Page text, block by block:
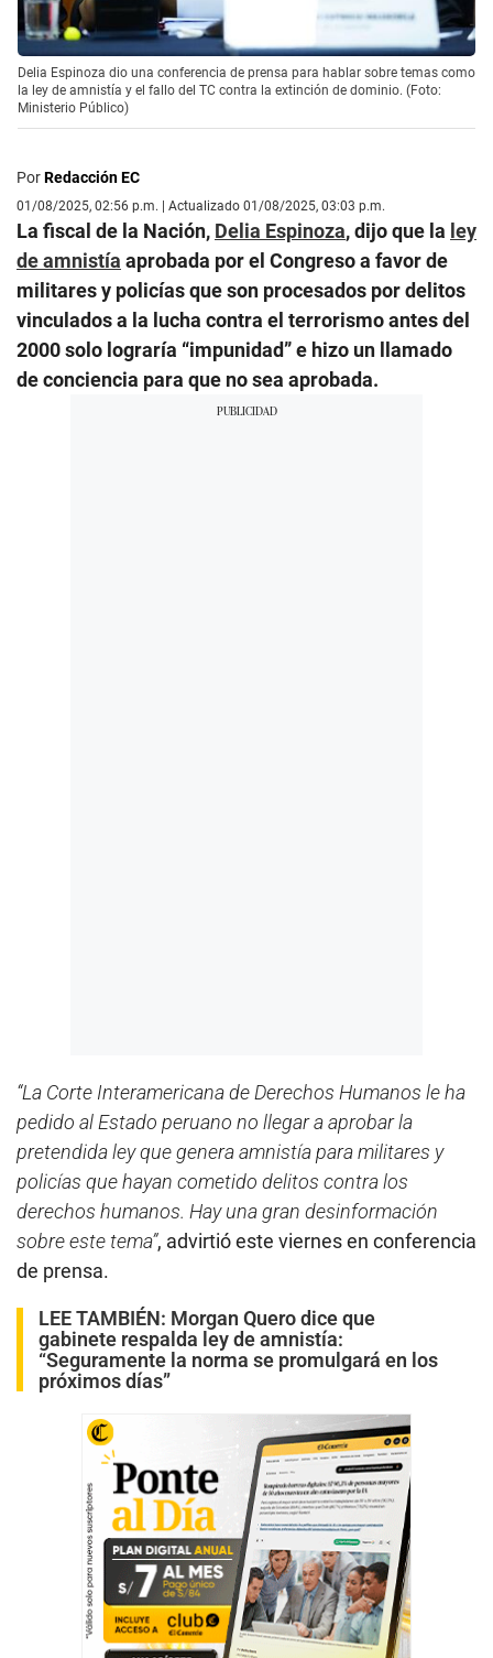
Delia Espinoza dio una conferencia de prensa para hablar sobre temas como
la ley de amnistía y el fallo del TC contra la extinción de dominio. (Foto:
Ministerio Público)
PorRedacción EC
01/08/2025, 02:56 p.m. | Actualizado 01/08/2025, 03:03 p.m.
La fiscal de la Nación, Delia Espinoza, dijo que la ley
de amnistía aprobada por el Congreso a favor de
militares y policías que son procesados por delitos
vinculados a la lucha contra el terrorismo antes del
2000 solo lograría “impunidad” e hizo un llamado
de conciencia para que no sea aprobada.
“La Corte Interamericana de Derechos Humanos le ha
pedido al Estado peruano no llegar a aprobar la
pretendida ley que genera amnistía para militares y
policías que hayan cometido delitos contra los
derechos humanos. Hay una gran desinformación
sobre este tema”, advirtió este viernes en conferencia
de prensa.
LEE TAMBIÉN: Morgan Quero dice que
gabinete respalda ley de amnistía:
“Seguramente la norma se promulgará en los
próximos días”